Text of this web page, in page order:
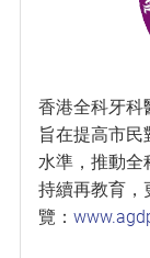
香港全科牙科
旨在提高市
水準，推動全
持續再教育，
覽：